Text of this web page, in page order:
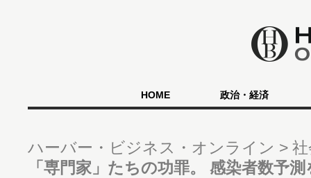
HOME 政治・経済
ハーバー・ビジネス・オンライン
「専門家」たちの功罪。 感染者数予